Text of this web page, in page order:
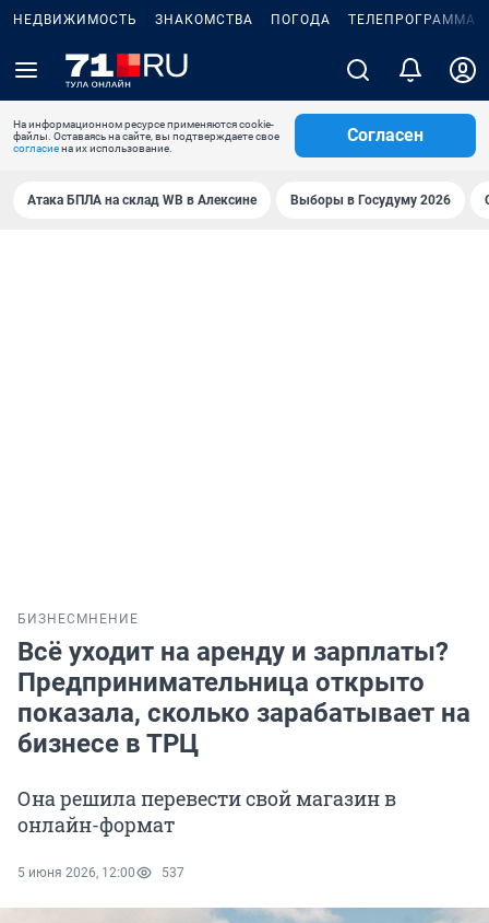
НЕДВИЖИМОСТЬ ЗНАКОМСТВА ПОГОДА ТЕЛЕПРОГРАММА
На информационном ресурсе применяются cookie-
файлы. Оставаясь на сайте, вы подтверждаете свое
согласиена их использование.
Согласен
Атака БПЛА на склад WB в Алексине Выборы в Госудуму 2026
БИЗНЕС МНЕНИЕ
Всё уходит на аренду и зарплаты?
Предпринимательница открыто
показала, сколько зарабатывает на
бизнесе в ТРЦ
Она решила перевести свой магазин в
онлайн-формат
5 июня 2026, 12:00 537